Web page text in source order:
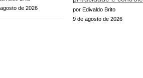
de 2026
por Edivaldo Brito
9 de agosto de 2026